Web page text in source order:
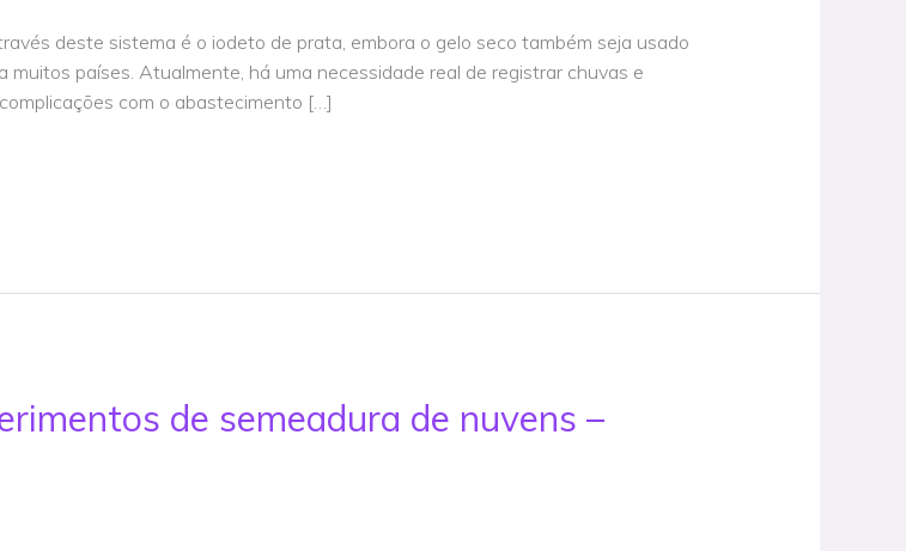
deste sistema é o iodeto de prata, embora o gelo seco também seja usado
países. Atualmente, há uma necessidade real de registrar chuvas e
com o abastecimento […]
de semeadura de nuvens –